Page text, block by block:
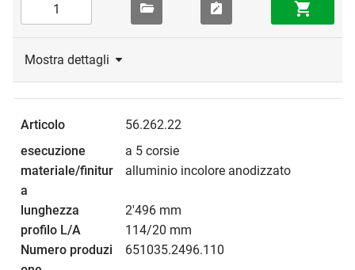
Mostra dettagli
56.262.22
a 5 corsie
alluminio incolore anodizzato
2'496 mm
114/20 mm
651035.2496.110